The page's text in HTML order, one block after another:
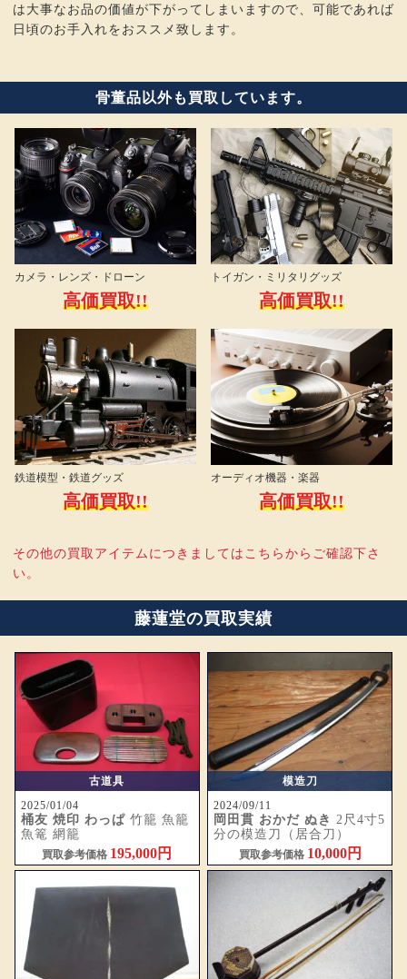
は大事なお品の価値が下がってしまいますので、可能であれば
日頃のお手入れをおススメ致します。
骨董品以外も買取しています。
カメラ・レンズ・ドローン
高価買取!!
トイガン・ミリタリグッズ
高価買取!!
鉄道模型・鉄道グッズ
高価買取!!
オーディオ機器・楽器
高価買取!!
その他の買取アイテムにつきましてはこちらからご確認下さ
い。
藤蓮堂の買取実績
古道具
2025/01/04
桶友 焼印 わっぱ竹籠 魚籠
魚篭 網籠
買取参考価格 195,000円
模造刀
2024/09/11
岡田貫 おかだ ぬき 2尺4寸5
分の模造刀（居合刀）
買取参考価格 10,000円